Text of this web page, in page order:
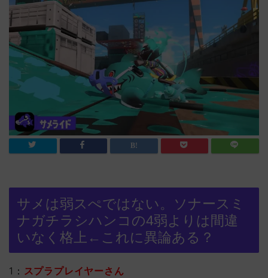
サメは弱スぺではない。ソナースミ
ナガチラシハンコの4弱よりは間違
いなく格上←これに異論ある？
1： スプラプレイヤーさん